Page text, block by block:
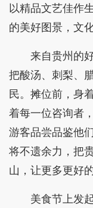
以精品文艺佳作
的美好图景，文
来自贵州的
把酸汤、刺梨、
民。摊位前，身
着每一位咨询者
游客品尝品鉴他
将不遗余力，把
山，让更多更好
美食节上发